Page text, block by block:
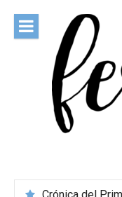
contenido